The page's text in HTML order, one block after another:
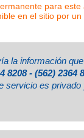
para
en el sitio por
la información
8208 - (562) 2364
servicio es privado